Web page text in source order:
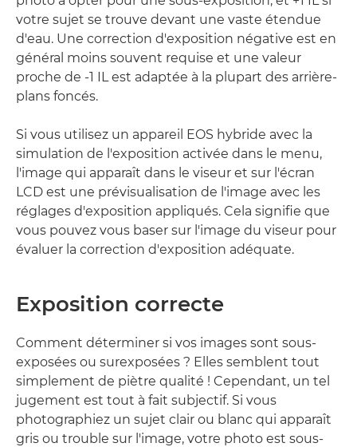
votre sujet se trouve devant une vaste étendue
d'eau. Une correction d'exposition négative est en
général moins souvent requise et une valeur
proche de -1 IL est adaptée à la plupart des arrière-
plans foncés.
Si vous utilisez un appareil EOS hybride avec la
simulation de l'exposition activée dans le menu,
l'image qui apparaît dans le viseur et sur l'écran
LCD est une prévisualisation de l'image avec les
réglages d'exposition appliqués. Cela signifie que
vous pouvez vous baser sur l'image du viseur pour
évaluer la correction d'exposition adéquate.
Exposition correcte
Comment déterminer si vos images sont sous-
exposées ou surexposées ? Elles semblent tout
simplement de piètre qualité ! Cependant, un tel
jugement est tout à fait subjectif. Si vous
photographiez un sujet clair ou blanc qui apparaît
gris ou trouble sur l'image, votre photo est sous-